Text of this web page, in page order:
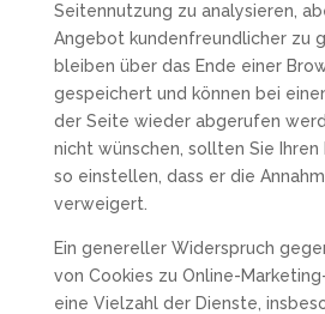
Seitennutzung zu analysieren,
Angebot kundenfreundlicher zu
bleiben über das Ende einer
gespeichert und können bei
der Seite wieder abgerufen
nicht wünschen, sollten Sie
so einstellen, dass er die
verweigert.
Ein genereller Widerspruch
von Cookies zu Online-
eine Vielzahl der Dienste,